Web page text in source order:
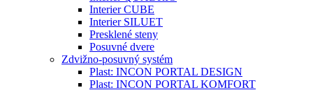
Interier CUBE
Interier SILUET
Presklené steny
Posuvné dvere
Zdvižno-posuvný systém
Plast: INCON PORTAL DESIGN
Plast: INCON PORTAL KOMFORT